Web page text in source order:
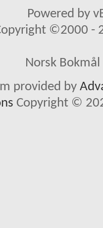
Powered by
©2000 -
Norsk
provided by
Copyright ©